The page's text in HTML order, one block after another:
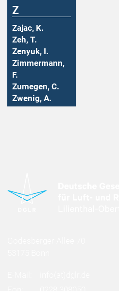
Z
Zajac, K.
Zeh, T.
Zenyuk, I.
Zimmermann,
F.
Zumegen, C.
Zwenig, A.